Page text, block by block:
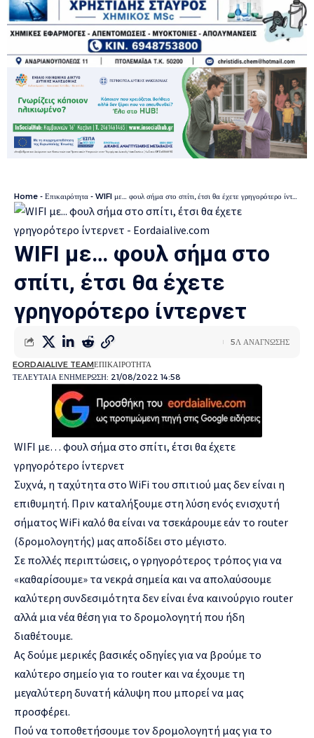
Home - Επικαιρότητα - WIFI με… φουλ σήμα στο σπίτι, έτσι θα έχετε γρηγορότερο ίντερνετ
WIFI με… φουλ σήμα στο
σπίτι, έτσι θα έχετε
γρηγορότερο ίντερνετ
ΤΕΛΕΥΤΑΙΑ ΕΝΗΜΕΡΩΣΗ: 21/08/2022 14:58
EORDAIALIVE TEAMΕΠΙΚΑΙΡΟΤΗΤΑ
5Λ ΑΝΑΓΝΩΣΗΣ
WIFI με… φουλ σήμα στο σπίτι, έτσι θα έχετε
γρηγορότερο ίντερνετ
Συχνά, η ταχύτητα στο WiFi του σπιτιού μας δεν είναι η
επιθυμητή. Πριν καταλήξουμε στη λύση ενός ενισχυτή
σήματος WiFi καλό θα είναι να τσεκάρουμε εάν τo router
(δρομολογητής) μας αποδίδει στο μέγιστο.
Σε πολλές περιπτώσεις, ο γρηγορότερος τρόπος για να
«καθαρίσουμε» τα νεκρά σημεία και να απολαύσουμε
καλύτερη συνδεσιμότητα δεν είναι ένα καινούργιο router
αλλά μια νέα θέση για το δρομολογητή που ήδη
διαθέτουμε.
Ας δούμε μερικές βασικές οδηγίες για να βρούμε το
καλύτερο σημείο για το router και να έχουμε τη
μεγαλύτερη δυνατή κάλυψη που μπορεί να μας
προσφέρει.
Πού να τοποθετήσουμε τον δρομολογητή μας για το